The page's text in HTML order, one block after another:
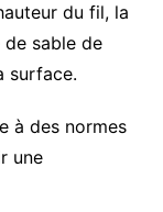
du fil, la
sable de
surface.
à des normes
une